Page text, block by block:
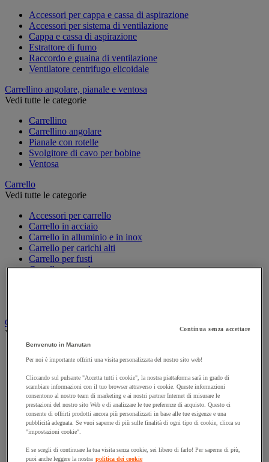
Accessori per cappa e cassa di aspirazione
Accessori per sistema di ventilazione
Cappa e cassa di aspirazione
Estrattore di fumo
Raccordo e guaina di ventilazione
Ventilatore centrifugo elicoidale
Carrellino angolare, pianale e ventosa
Vedi tutte le categorie
Carrellino
Carrellino angolare
Pianale con rotelle
Svolgitore di cavo per bobine
Ventosa
Carrello
Vedi tutte le categorie
Accessori per carrello
Carrello in acciaio
Carrello in alluminio e in inox
Carrello per carichi alti
Carrello per fusti
Carrello per scale
Carrello a ripiani e rimorchio industriale
Vedi tutte le categorie
Carrello a livello costante
Carrello a piattaforma
Carrello a rimorchio
Carrello con pareti a griglia
Carrello con ripiani
Carrello con ripiani in alluminio e in inox
Carrello con sponda fissa e rimovibile
Carrello e cassettiera su ruote
Continua senza accettare
Benvenuto in Manutan
Per noi è importante offrirti una visita personalizzata del nostro sito web!
Cliccando sul pulsante "Accetta tutti i cookie", la nostra piattaforma sarà in grado di
scambiare informazioni con il tuo browser attraverso i cookie. Queste informazioni
consentono al nostro team di marketing e ai nostri partner Internet di misurare le
prestazioni del nostro sito Web e di analizzare le tue preferenze di acquisto. Questo ci
consente di offrirti prodotti ancora più personalizzati in base alle tue esigenze e una
pubblicità adeguata. Se vuoi saperne di più sulle finalità di ogni tipo di cookie, clicca su
"impostazioni cookie".
E se scegli di continuare la tua visita senza cookie, sei libero di farlo! Per saperne di più,
puoi anche leggere la nostra politica dei cookie